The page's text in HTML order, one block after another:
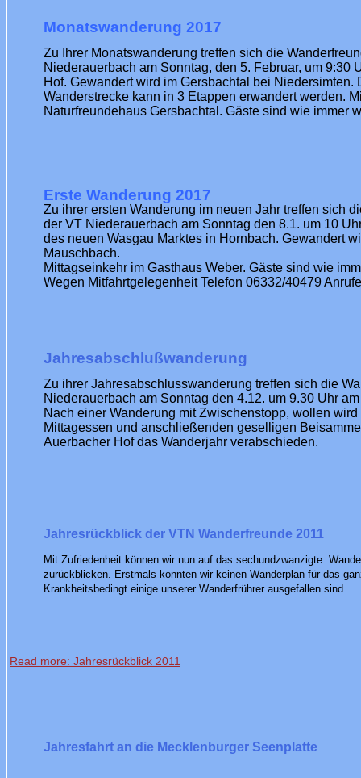
Monatswanderung 2017
Zu Ihrer Monatswanderung treffen sich die
Niederauerbach am Sonntag, den 5. Februar, um 9:30
Hof. Gewandert wird im Gersbachtal bei Niedersimten.
Wanderstrecke kann in 3 Etappen erwandert werden.
Naturfreundehaus Gersbachtal. Gäste sind wie immer
Erste Wanderung 2017
Zu ihrer ersten Wanderung im neuen Jahr treffen sich
der VT Niederauerbach am Sonntag den 8.1. um 10
des neuen Wasgau Marktes in Hornbach. Gewandert
Mauschbach.
Mittagseinkehr im Gasthaus Weber. Gäste sind wie
Wegen Mitfahrtgelegenheit Telefon 06332/40479
Jahresabschlußwanderung
Zu ihrer Jahresabschlusswanderung treffen sich die
Niederauerbach am Sonntag den 4.12. um 9.30 Uhr
Nach einer Wanderung mit Zwischenstopp, wollen wird
Mittagessen und anschließenden geselligen
Auerbacher Hofdas Wanderjahr verabschieden.
Jahresrückblick der VTN Wanderfreunde 2011
Mit Zufriedenheit können wir nun auf das sechundzwanzigte
zurückblicken. Erstmals konnten wir keinen Wanderplan für das
Krankheitsbedingt einige unserer Wanderfrührer ausgefallen sind.
Read more: Jahresrückblick 2011
Jahresfahrt an die Mecklenburger Seenplatte
.